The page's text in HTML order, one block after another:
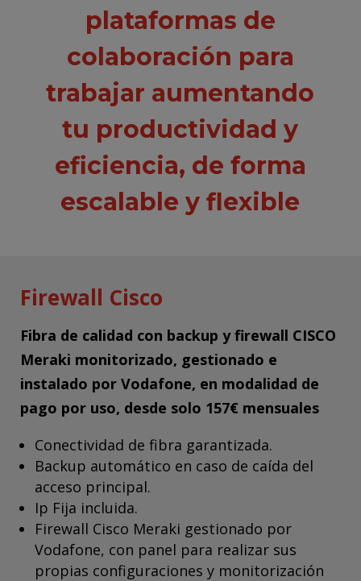
plataformas de
colaboración para
trabajar aumentando
tu productividad y
eficiencia, de forma
escalable y flexible
Firewall Cisco
Fibra de calidad con backup y firewall CISCO
Meraki monitorizado, gestionado e
instalado por Vodafone, en modalidad de
pago por uso, desde solo 157€ mensuales
Conectividad de fibra garantizada.
Backup automático en caso de caída del
acceso principal.
Ip Fija incluida.
Firewall Cisco Meraki gestionado por
Vodafone, con panel para realizar sus
propias configuraciones y monitorización